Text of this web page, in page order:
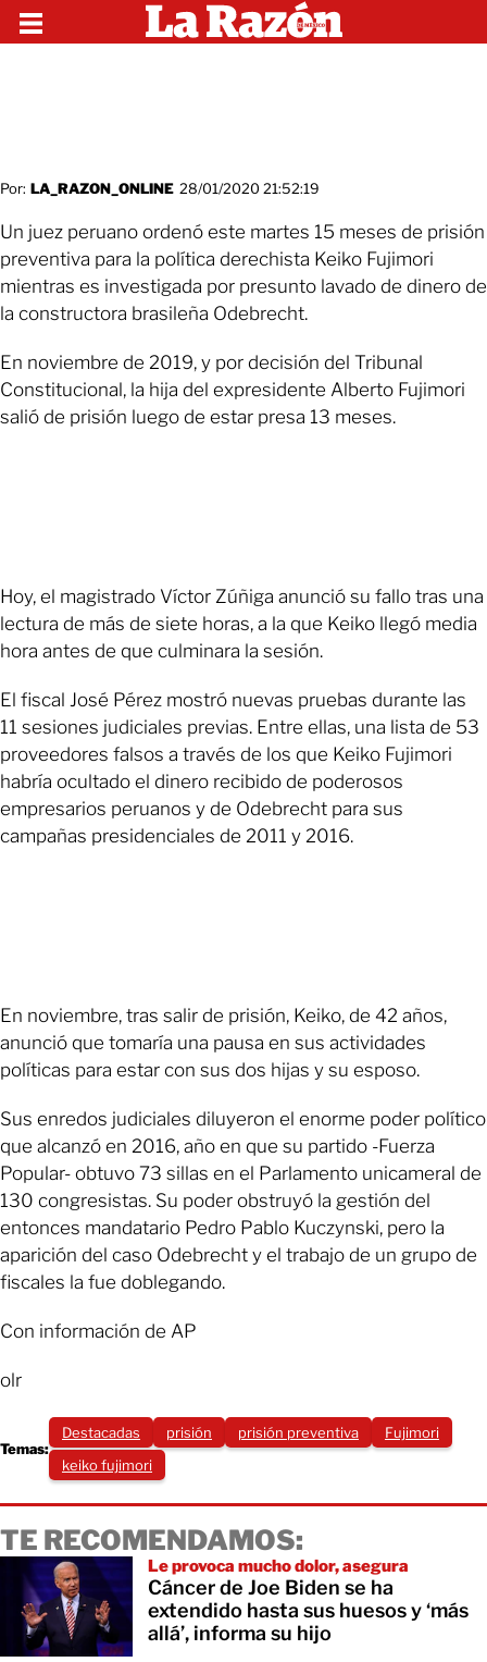
Por: LA_RAZON_ONLINE 28/01/2020 21:52:19
Un juez peruano ordenó este martes 15 meses de prisión
preventiva para la política derechista Keiko Fujimori
mientras es investigada por presunto lavado de dinero de
la constructora brasileña Odebrecht.
En noviembre de 2019, y por decisión del Tribunal
Constitucional, la hija del expresidente Alberto Fujimori
salió de prisión luego de estar presa 13 meses.
Hoy, el magistrado Víctor Zúñiga anunció su fallo tras una
lectura de más de siete horas, a la que Keiko llegó media
hora antes de que culminara la sesión.
El fiscal José Pérez mostró nuevas pruebas durante las
11 sesiones judiciales previas. Entre ellas, una lista de 53
proveedores falsos a través de los que Keiko Fujimori
habría ocultado el dinero recibido de poderosos
empresarios peruanos y de Odebrecht para sus
campañas presidenciales de 2011 y 2016.
En noviembre, tras salir de prisión, Keiko, de 42 años,
anunció que tomaría una pausa en sus actividades
políticas para estar con sus dos hijas y su esposo.
Sus enredos judiciales diluyeron el enorme poder político
que alcanzó en 2016, año en que su partido -Fuerza
Popular- obtuvo 73 sillas en el Parlamento unicameral de
130 congresistas. Su poder obstruyó la gestión del
entonces mandatario Pedro Pablo Kuczynski, pero la
aparición del caso Odebrecht y el trabajo de un grupo de
fiscales la fue doblegando.
Con información de AP
olr
Temas:
Destacadas prisión prisión preventiva
Fujimori
keiko fujimori
TE RECOMENDAMOS:
Le provoca mucho dolor, asegura
Cáncer de Joe Biden se ha
extendido hasta sus huesos y ‘más
allá’, informa su hijo